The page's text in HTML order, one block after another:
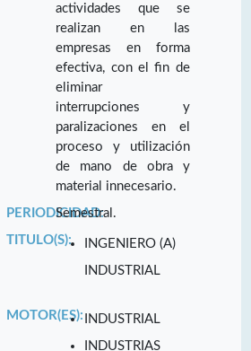
actividades que se
realizan en las
empresas en forma
efectiva, con el fin de
eliminar
interrupciones y
paralizaciones en el
proceso y utilización
de mano de obra y
material innecesario.
PERIODICIDAD:
Semestral.
TITULO(S):
INGENIERO (A)
INDUSTRIAL
MOTOR(ES): INDUSTRIAL
INDUSTRIAS